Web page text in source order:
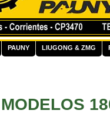
PAUNY LIUGONG & ZMG